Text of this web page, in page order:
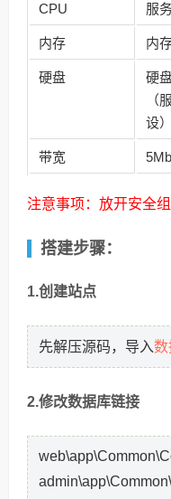
CPU 服
内存 内
硬盘
硬
（
设）
带宽
注意事项：放开安全组
搭建步骤：
1.创建站点
先解压源码，导入
2.修改数据库链接